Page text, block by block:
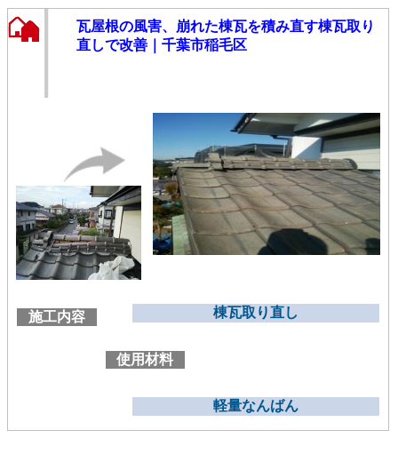
瓦屋根の風害、崩れた棟瓦を積み直す棟瓦取り
直しで改善｜千葉市稲毛区
施工内容 棟瓦取り直し
使用材料
軽量なんばん